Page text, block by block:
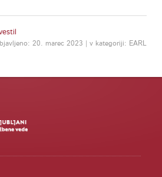
20. marec 2023 | v kategoriji: EARL